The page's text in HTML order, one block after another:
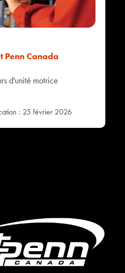
Penn Canada
d'unité motrice
: 25 février 2026